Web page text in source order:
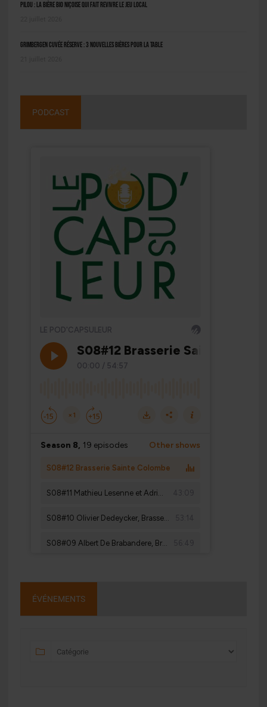
Pilou : la bière bio niçoise qui fait revivre le jeu local
Grimbergen Cuvée Réserve : 3 nouvelles bières pour la table
PODCAST
ÉVÉNEMENTS